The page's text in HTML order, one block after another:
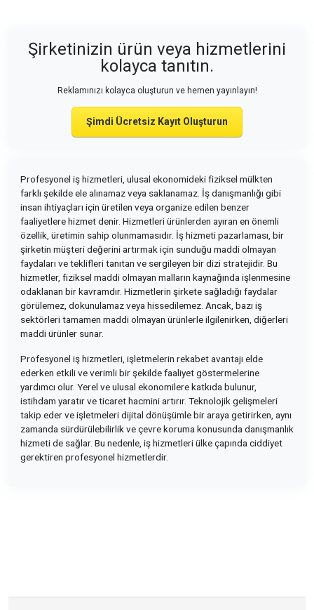
Şirketinizin ürün veya hizmetlerini
kolayca tanıtın.
Reklamınızı kolayca oluşturun ve hemen yayınlayın!
Şimdi Ücretsiz Kayıt Oluşturun
Profesyonel iş hizmetleri, ulusal ekonomideki fiziksel mülkten
farklı şekilde ele alınamaz veya saklanamaz. İş danışmanlığı gibi
insan ihtiyaçları için üretilen veya organize edilen benzer
faaliyetlere hizmet denir. Hizmetleri ürünlerden ayıran en önemli
özellik, üretimin sahip olunmamasıdır. İş hizmeti pazarlaması, bir
şirketin müşteri değerini artırmak için sunduğu maddi olmayan
faydaları ve teklifleri tanıtan ve sergileyen bir dizi stratejidir. Bu
hizmetler, fiziksel maddi olmayan malların kaynağında işlenmesine
odaklanan bir kavramdır. Hizmetlerin şirkete sağladığı faydalar
görülemez, dokunulamaz veya hissedilemez. Ancak, bazı iş
sektörleri tamamen maddi olmayan ürünlerle ilgilenirken, diğerleri
maddi ürünler sunar.
Profesyonel iş hizmetleri, işletmelerin rekabet avantajı elde
ederken etkili ve verimli bir şekilde faaliyet göstermelerine
yardımcı olur. Yerel ve ulusal ekonomilere katkıda bulunur,
istihdam yaratır ve ticaret hacmini artırır. Teknolojik gelişmeleri
takip eder ve işletmeleri dijital dönüşümle bir araya getirirken, aynı
zamanda sürdürülebilirlik ve çevre koruma konusunda danışmanlık
hizmeti de sağlar. Bu nedenle, iş hizmetleri ülke çapında ciddiyet
gerektiren profesyonel hizmetlerdir.